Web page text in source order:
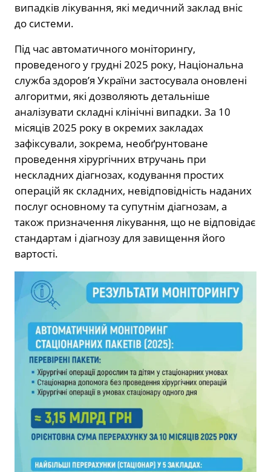
випадків лікування, які медичний заклад вніс
до системи.
Під час автоматичного моніторингу,
проведеного у грудні 2025 року, Національна
служба здоров’я України застосувала оновлені
алгоритми, які дозволяють детальніше
аналізувати складні клінічні випадки. За 10
місяців 2025 року в окремих закладах
зафіксували, зокрема, необґрунтоване
проведення хірургічних втручань при
нескладних діагнозах, кодування простих
операцій як складних, невідповідність наданих
послуг основному та супутнім діагнозам, а
також призначення лікування, що не відповідає
стандартам і діагнозу для завищення його
вартості.